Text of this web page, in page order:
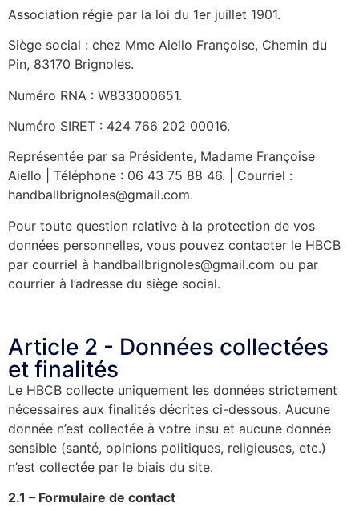
Association régie par la loi du 1er juillet 1901.
Siège social : chez Mme Aiello Françoise, Chemin du
Pin, 83170 Brignoles.
Numéro RNA : W833000651.
Numéro SIRET : 424 766 202 00016.
Représentée par sa Présidente, Madame Françoise
Aiello | Téléphone : 06 43 75 88 46. | Courriel :
handballbrignoles@gmail.com.
Pour toute question relative à la protection de vos
données personnelles, vous pouvez contacter le HBCB
par courriel à handballbrignoles@gmail.com ou par
courrier à l’adresse du siège social.
Article 2 - Données collectées
et finalités
Le HBCB collecte uniquement les données strictement
nécessaires aux finalités décrites ci-dessous. Aucune
donnée n’est collectée à votre insu et aucune donnée
sensible (santé, opinions politiques, religieuses, etc.)
n’est collectée par le biais du site.
2.1 – Formulaire de contact